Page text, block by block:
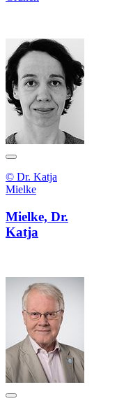
© Dr. Katja
Mielke
Mielke, Dr.
Katja